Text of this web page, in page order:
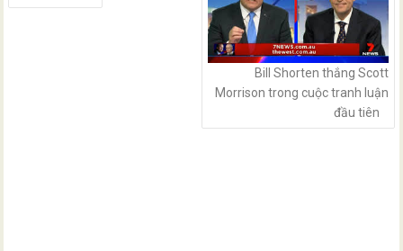
Bill Shorten thắng Scott
Morrison trong cuộc tranh luận
đầu tiên